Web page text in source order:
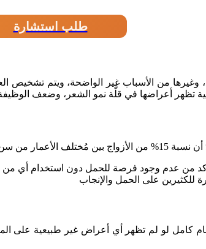
طلب استشارة
وغيرها من الأسباب غير الواضحة، ويتم
لو لم تظهر أي أعراض غير طبيعية على